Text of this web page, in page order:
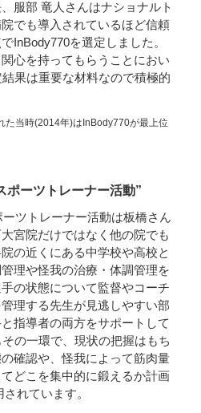
服部 竜人さんはナショナルト
でも導入されているほど信頼
InBody770を選定しました。
心を持ってもらうことにおい
果は重要な材料なので積極的
当時(2014年)はInBody770が最上位
ポーツトレーナー活動”
ツトレーナー活動は板橋さん
宮院だけではなく他の院でも
の近くにある中学校や高校と
理や怪我の治療・体調管理を
の状態について監督やコーチ
理する先生が見逃しやすい部
指導者の両方をサポートして
の一環で、現状の把握はもち
確認や、怪我によって筋肉量
どこを集中的に鍛えるか計画
れています。